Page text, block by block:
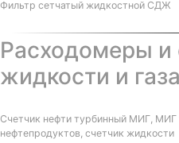
Фильтр сетчатый жидкостной СДЖ
Расходомеры и
жидкости и газа
Счетчик нефти турбинный МИГ, МИГ
нефтепродуктов, счетчик жидкости